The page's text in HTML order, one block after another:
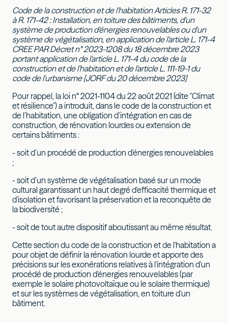
Code de la construction et de l'habitation Articles R. 171-32
à R. 171-42 : Installation, en toiture des bâtiments, d'un
système de production d'énergies renouvelables ou d'un
système de végétalisation, en application de l'article L. 171-4
CREE PAR Décret n° 2023-1208 du 18 décembre 2023
portant application de l'article L. 171-4 du code de la
construction et de l'habitation et de l'article L. 111-19-1 du
code de l'urbanisme [JORF du 20 décembre 2023]
Pour rappel, la loi n° 2021-1104 du 22 août 2021 (dite "Climat
et résilience") a introduit, dans le code de la construction et
de l’habitation, une obligation d’intégration en cas de
construction, de rénovation lourdes ou extension de
certains bâtiments :
- soit d’un procédé de production d'énergies renouvelables
;
- soit d’un système de végétalisation basé sur un mode
cultural garantissant un haut degré d'efficacité thermique et
d'isolation et favorisant la préservation et la reconquête de
la biodiversité ;
- soit de tout autre dispositif aboutissant au même résultat.
Cette section du code de la construction et de l'habitation a
pour objet de définir la rénovation lourde et apporte des
précisions sur les exonérations relatives à l'intégration d'un
procédé de production d'énergies renouvelables (par
exemple le solaire photovoltaïque ou le solaire thermique)
et sur les systèmes de végétalisation, en toiture d'un
bâtiment.